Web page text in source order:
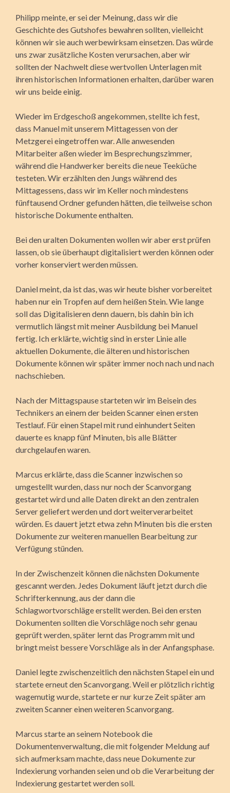
Philipp meinte, er sei der Meinung, dass wir die
Geschichte des Gutshofes bewahren sollten, vielleicht
können wir sie auch werbewirksam einsetzen. Das würde
uns zwar zusätzliche Kosten verursachen, aber wir
sollten der Nachwelt diese wertvollen Unter­lagen mit
ihren historischen Informationen erhalten, darüber waren
wir uns beide einig.
Wieder im Erdgeschoß angekommen, stellte ich fest,
dass Manuel mit unserem Mittagessen von der
Metzgerei eingetroffen war. Alle anwesenden
Mitarbeiter aßen wieder im Bespre­chungszimmer,
während die Handwerker bereits die neue Teeküche
testeten. Wir erzählten den Jungs während des
Mittagessens, dass wir im Keller noch mindestens
fünftausend Ordner gefunden hätten, die teilweise schon
historische Dokumente enthalten.
Bei den uralten Dokumenten wollen wir aber erst prüfen
lassen, ob sie überhaupt digitalisiert werden können oder
vorher konserviert werden müssen.
Daniel meint, da ist das, was wir heute bisher vorbereitet
haben nur ein Tropfen auf dem heißen Stein. Wie lange
soll das Digitalisieren denn dauern, bis dahin bin ich
vermutlich längst mit meiner Ausbildung bei Manuel
fertig. Ich erklärte, wichtig sind in erster Linie alle
aktuellen Dokumente, die älteren und historischen
Dokumente können wir später immer noch nach und nach
nachschieben.
Nach der Mittagspause starteten wir im Beisein des
Technikers an einem der beiden Scanner einen ersten
Testlauf. Für einen Stapel mit rund einhundert Seiten
dauerte es knapp fünf Minuten, bis alle Blätter
durchgelaufen waren.
Marcus erklärte, dass die Scanner inzwischen so
umgestellt wurden, dass nur noch der Scanvorgang
gestartet wird und alle Daten direkt an den zentralen
Server geliefert werden und dort weiterverarbeitet
würden. Es dauert jetzt etwa zehn Minuten bis die ersten
Dokumente zur weiteren manuellen Bearbeitung zur
Verfügung stünden.
In der Zwischenzeit können die nächsten Dokumente
gescannt werden. Jedes Dokument läuft jetzt durch die
Schrifterkennung, aus der dann die
Schlagwortvorschläge erstellt werden. Bei den ersten
Dokumenten sollten die Vorschläge noch sehr genau
geprüft werden, später lernt das Programm mit und
bringt meist bessere Vorschläge als in der Anfangsphase.
Daniel legte zwischenzeitlich den nächsten Stapel ein und
startete erneut den Scanvorgang. Weil er plötzlich richtig
wagemutig wurde, startete er nur kurze Zeit später am
zweiten Scanner einen weiteren Scanvorgang.
Marcus starte an seinem Notebook die
Dokumentenverwaltung, die mit folgender Meldung auf
sich aufmerksam machte, dass neue Dokumente zur
Indexierung vorhanden seien und ob die Verarbeitung der
Indexierung gestartet werden soll.